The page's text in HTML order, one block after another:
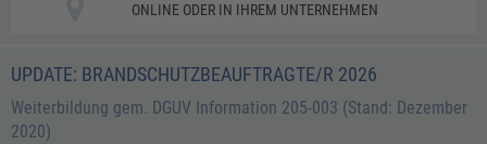
ONLINE ODER IN IHREM UNTERNEHMEN
UPDATE: BRANDSCHUTZBEAUFTRAGTE/R 2026
Weiterbildung gem. DGUV Information 205-003 (Stand: Dezember
2020)